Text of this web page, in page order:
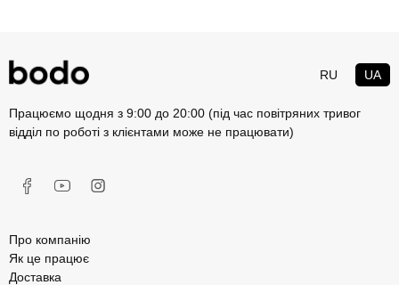
RU UA
Працюємо щодня з 9:00 до 20:00 (під час повітряних тривог
відділ по роботі з клієнтами може не працювати)
Про компанію
Як це працює
Доставка